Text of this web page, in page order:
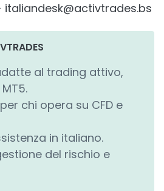
italiandesk@activtrades.bs
al trading attivo,
chi opera su CFD e
in italiano.
del rischio e